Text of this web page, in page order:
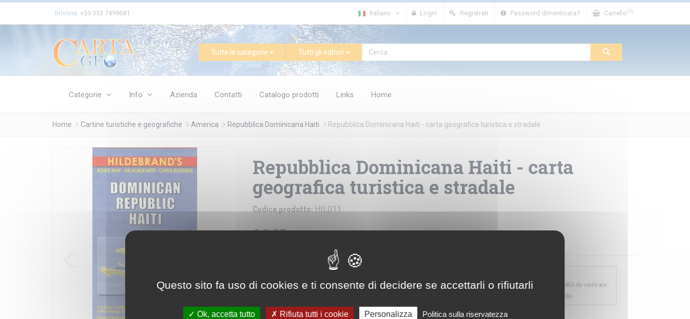
Infoline: +39 333 7499681 Italiano Login Registrati Password dimenticata? Carrello(0)
Tutte le categorie Tutti gli editori
Categorie Info Azienda Contatti Catalogo prodotti Links Home
Home Cartine turistiche e geografiche America Repubblica Dominicana Haiti Repubblica Dominicana Haiti - carta geografica turistica e stradale
Repubblica Dominicana Haiti - carta
geografica turistica e stradale
Codice prodotto:HIL011
€ 8,95
Hildebrand's
Categoria:Carta turistica e stradale
Scala:1 : 800.000
Cookies management panel
Questo sito fa uso di cookies e ti consente di decidere se accettarli o rifiutarli
Ok, accetta tutto Rifiuta tutti i cookie Personalizza Politica sulla riservatezza